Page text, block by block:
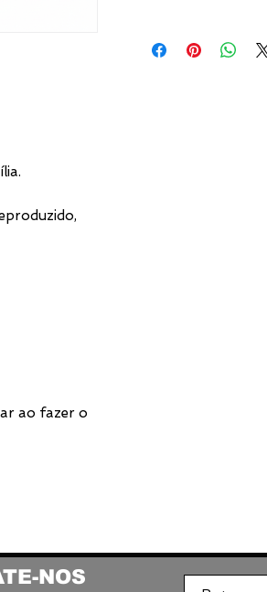
ao fazer o
NOS